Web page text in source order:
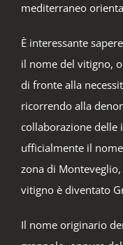
mediterraneo
È interessante
il nome del vitigno,
di fronte alla
ricorrendo alla
collaborazione delle
ufficialmente il
zona di
vitigno è diventato
Il nome originario